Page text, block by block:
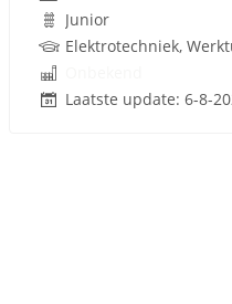
Junior
Elektrotechniek,
Laatste update: 6-8-